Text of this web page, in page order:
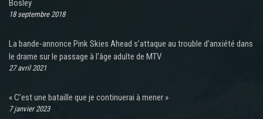
Bosley
18 septembre 2018
La bande-annonce Pink Skies Ahead s’attaque au trouble d’anxiété dans
le drame sur le passage à l’âge adulte de MTV
27 avril 2021
« C’est une bataille que je continuerai à mener »
7 janvier 2023